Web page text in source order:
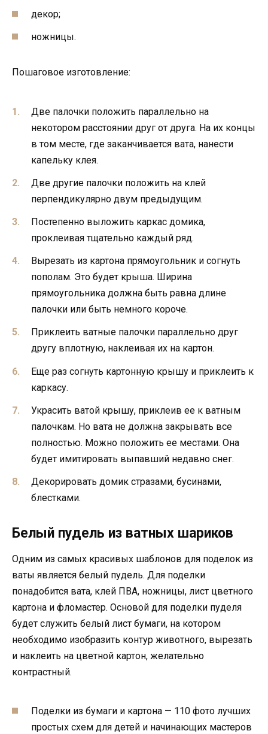
декор;
ножницы.
Пошаговое изготовление:
Две палочки положить параллельно на
некотором расстоянии друг от друга. На их концы
в том месте, где заканчивается вата, нанести
капельку клея.
Две другие палочки положить на клей
перпендикулярно двум предыдущим.
Постепенно выложить каркас домика,
проклеивая тщательно каждый ряд.
Вырезать из картона прямоугольник и согнуть
пополам. Это будет крыша. Ширина
прямоугольника должна быть равна длине
палочки или быть немного короче.
Приклеить ватные палочки параллельно друг
другу вплотную, наклеивая их на картон.
Еще раз согнуть картонную крышу и приклеить к
каркасу.
Украсить ватой крышу, приклеив ее к ватным
палочкам. Но вата не должна закрывать все
полностью. Можно положить ее местами. Она
будет имитировать выпавший недавно снег.
Декорировать домик стразами, бусинами,
блестками.
Белый пудель из ватных шариков
Одним из самых красивых шаблонов для поделок из
ваты является белый пудель. Для поделки
понадобится вата, клей ПВА, ножницы, лист цветного
картона и фломастер. Основой для поделки пуделя
будет служить белый лист бумаги, на котором
необходимо изобразить контур животного, вырезать
и наклеить на цветной картон, желательно
контрастный.
Поделки из бумаги и картона — 110 фото лучших
простых схем для детей и начинающих мастеров